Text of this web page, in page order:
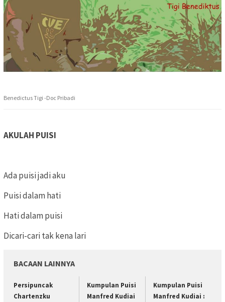
Benedictus Tigi -Doc Pribadi
AKULAH PUISI
Ada puisi jadi aku
Puisi dalam hati
Hati dalam puisi
Dicari-cari tak kena lari
BACAAN LAINNYA
Persipuncak
Chartenzku
Kumpulan Puisi
Manfred Kudiai
Kumpulan Puisi
Manfred Kudiai :